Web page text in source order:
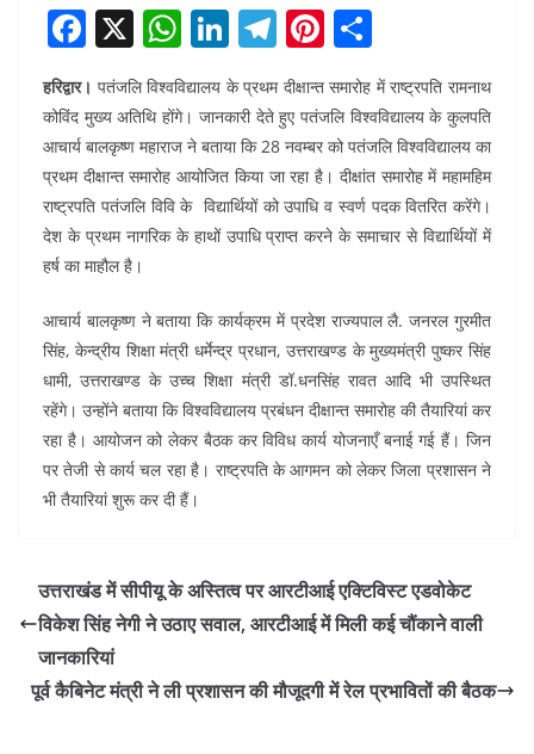
F
c
e
b
o
o
X W
h
at
s
A
p
p
Li
n
k
e
dI
n
T
el
e
gr
a
m
Pi
nt
er
e
st
h
ar
e
हरिद्वार। पतंजलि विश्वविद्यालय के प्रथम दीक्षान्त समारोह में राष्ट्रपति रामनाथ
कोविंद मुख्य अतिथि होंगे। जानकारी देते हुए पतंजलि विश्वविद्यालय के कुलपति
आचार्य बालकृष्ण महाराज ने बताया कि 28 नवम्बर को पतंजलि विश्वविद्यालय का
प्रथम दीक्षान्त समारोह आयोजित किया जा रहा है। दीक्षांत समारोह में महामहिम
राष्ट्रपति पतंजलि विवि के विद्यार्थियों को उपाधि व स्वर्ण पदक वितरित करेंगे।
देश के प्रथम नागरिक के हाथों उपाधि प्राप्त करने के समाचार से विद्यार्थियों में
हर्ष का माहौल है।
आचार्य बालकृष्ण ने बताया कि कार्यक्रम में प्रदेश राज्यपाल लै. जनरल गुरमीत
सिंह, केन्द्रीय शिक्षा मंत्री धर्मेन्द्र प्रधान, उत्तराखण्ड के मुख्यमंत्री पुष्कर सिंह
धामी, उत्तराखण्ड के उच्च शिक्षा मंत्री डॉ.धनसिंह रावत आदि भी उपस्थित
रहेंगे। उन्होंने बताया कि विश्वविद्यालय प्रबंधन दीक्षान्त समारोह की तैयारियां कर
रहा है। आयोजन को लेकर बैठक कर विविध कार्य योजनाएँ बनाई गई हैं। जिन
पर तेजी से कार्य चल रहा है। राष्ट्रपति के आगमन को लेकर जिला प्रशासन ने
भी तैयारियां शुरू कर दी हैं।
उत्तराखंड में सीपीयू के अस्तित्व पर आरटीआई एक्टिविस्ट एडवोकेट
विकेश सिंह नेगी ने उठाए सवाल, आरटीआई में मिली कई चौंकाने वाली
जानकारियां
पूर्व कैबिनेट मंत्री ने ली प्रशासन की मौजूदगी में रेल प्रभावितों की बैठक